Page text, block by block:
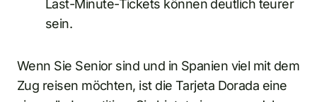
Last-Minute-Tickets können deutlich teurer
sein.
Wenn Sie Senior sind und in Spanien viel mit dem
Zug reisen möchten, ist die Tarjeta Dorada eine